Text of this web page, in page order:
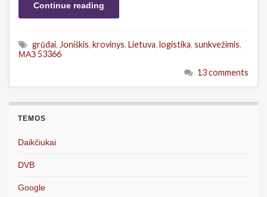
Continue reading
grūdai, Joniškis, krovinys, Lietuva, logistika, sunkvežimis,
МАЗ 53366
13 comments
TEMOS
Daikčiukai
DVB
Google